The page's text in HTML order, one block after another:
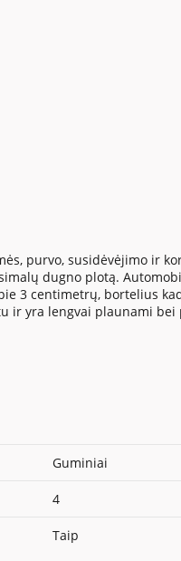
purvo, susidėvėjimo ir
dugno plotą.
3 centimetrų, bortelius
ir yra lengvai plaunami
Guminiai
4
Taip